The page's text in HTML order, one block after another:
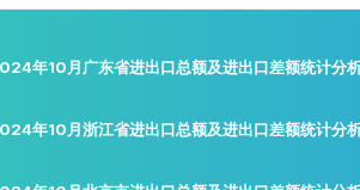
年10月广东省进出口总额及进出口差额统计分
年10月浙江省进出口总额及进出口差额统计分